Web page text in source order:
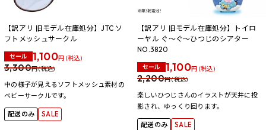
【訳アリ 旧モデル在庫処分】JTC ソ
フトメッシュサークル
セール 1,100円 (税込)
3,300円 (税込)
中の様子が見えるソフトメッシュ素材の
ベビーサークルです。
配送のみ SALE
【訳アリ 旧モデル在庫処分】トイロ
ーヤル ぐ～ぐ～ひつじのシアター
NO.3820
セール 1,100円 (税込)
2,200円 (税込)
楽しいひつじさんのイラストが天井に投
影され、ゆっくり回ります。
配送のみ SALE